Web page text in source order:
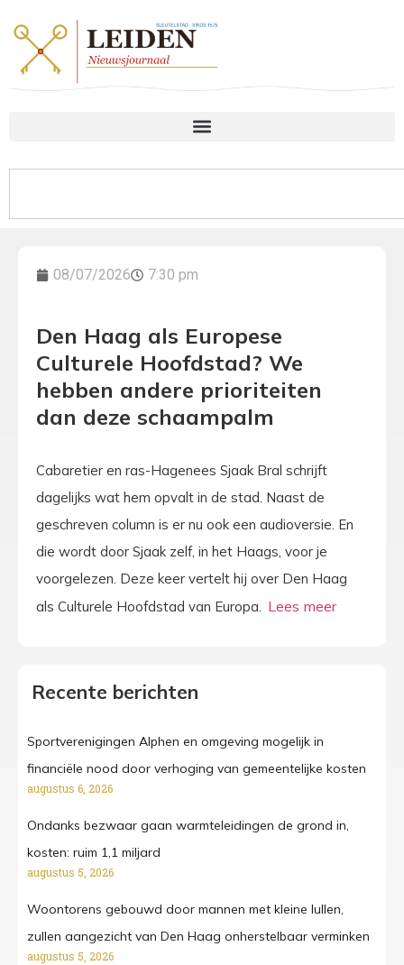
08/07/2026 7:30 pm
Den Haag als Europese
Culturele Hoofdstad? We
hebben andere prioriteiten
dan deze schaampalm
Cabaretier en ras-Hagenees Sjaak Bral schrijft
dagelijks wat hem opvalt in de stad. Naast de
geschreven column is er nu ook een audioversie. En
die wordt door Sjaak zelf, in het Haags, voor je
voorgelezen. Deze keer vertelt hij over Den Haag
als Culturele Hoofdstad van Europa.
Recente berichten
Sportverenigingen Alphen en omgeving mogelijk in
financiële nood door verhoging van gemeentelijke kosten
augustus 6, 2026
Ondanks bezwaar gaan warmteleidingen de grond in,
kosten: ruim 1,1 miljard
augustus 5, 2026
Woontorens gebouwd door mannen met kleine lullen,
zullen aangezicht van Den Haag onherstelbaar verminken
augustus 5, 2026